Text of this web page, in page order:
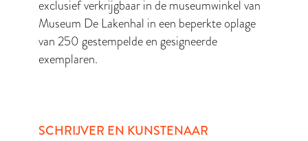
exclusief verkrijgbaar in de museumwinkel van
Museum De Lakenhal in een beperkte oplage
van 250 gestempelde en gesigneerde
exemplaren.
SCHRIJVER EN KUNSTENAAR